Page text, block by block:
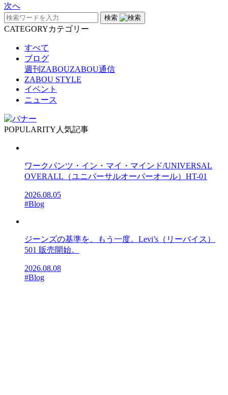
次へ
検索
CATEGORYカテゴリー
すべて
ブログ
週刊ZABOUZABOU通信
ZABOU STYLE
イベント
ニュース
POPULARITY 人気記事
ワークパンツ・イン・マイ・マインド/UNIVERSAL
OVERALL（ユニバーサルオーバーオール）HT-01
2026.08.05
#Blog
ジーンズの基準を、もう一度。Levi’s（リーバイス）
501 販売開始。
2026.08.08
#Blog